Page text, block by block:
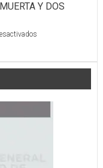
Y DOS
en
MUERTA
LESIONADA